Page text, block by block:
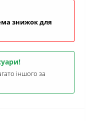
знижок для
іншого за